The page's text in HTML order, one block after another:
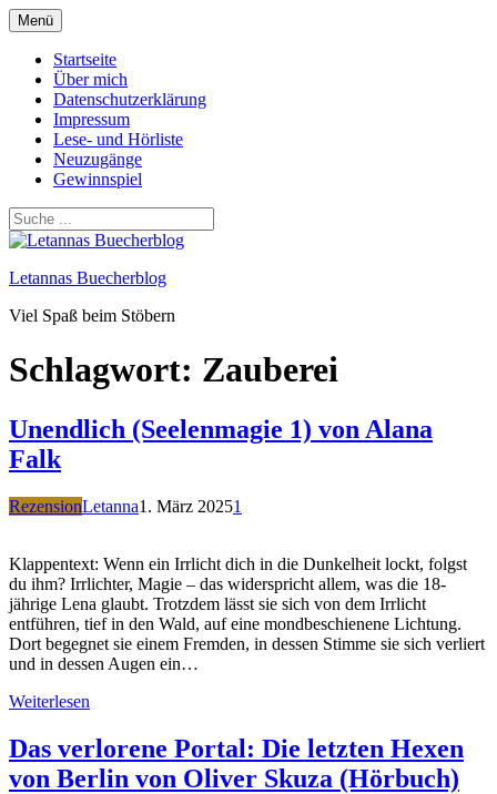
Zum
Inhalt
springen
Menü
Startseite
Über mich
Datenschutzerklärung
Impressum
Lese- und Hörliste
Neuzugänge
Gewinnspiel
Letannas Buecherblog
Viel Spaß beim Stöbern
Schlagwort: Zauberei
Unendlich (Seelenmagie 1) von Alana
Falk
RezensionLetanna1. März 20251
Klappentext: Wenn ein Irrlicht dich in die Dunkelheit lockt, folgst
du ihm? Irrlichter, Magie – das widerspricht allem, was die 18-
jährige Lena glaubt. Trotzdem lässt sie sich von dem Irrlicht
entführen, tief in den Wald, auf eine mondbeschienene Lichtung.
Dort begegnet sie einem Fremden, in dessen Stimme sie sich verliert
und in dessen Augen ein…
Weiterlesen
Das verlorene Portal: Die letzten Hexen
von Berlin von Oliver Skuza (Hörbuch)